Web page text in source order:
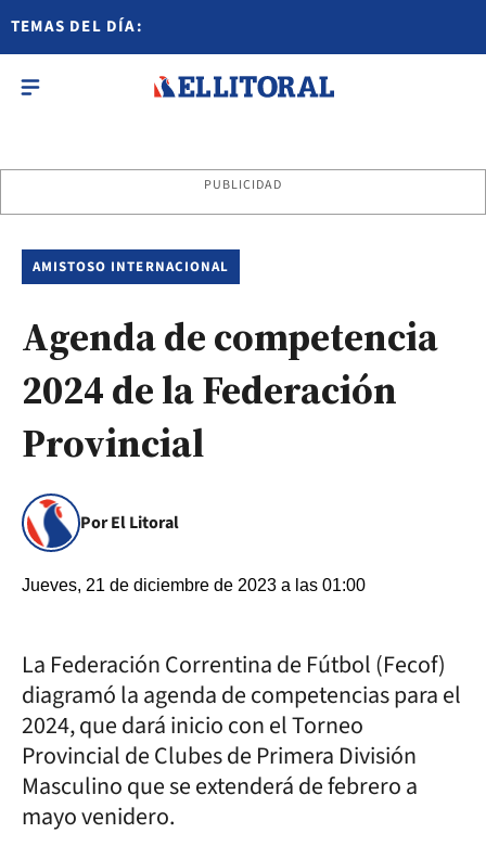
TEMAS DEL DÍA:
PUBLICIDAD
AMISTOSO INTERNACIONAL
Agenda de competencia
2024 de la Federación
Provincial
Por El Litoral
Jueves, 21 de diciembre de 2023 a las 01:00
La Federación Correntina de Fútbol (Fecof)
diagramó la agenda de competencias para el
2024, que dará inicio con el Torneo
Provincial de Clubes de Primera División
Masculino que se extenderá de febrero a
mayo venidero.